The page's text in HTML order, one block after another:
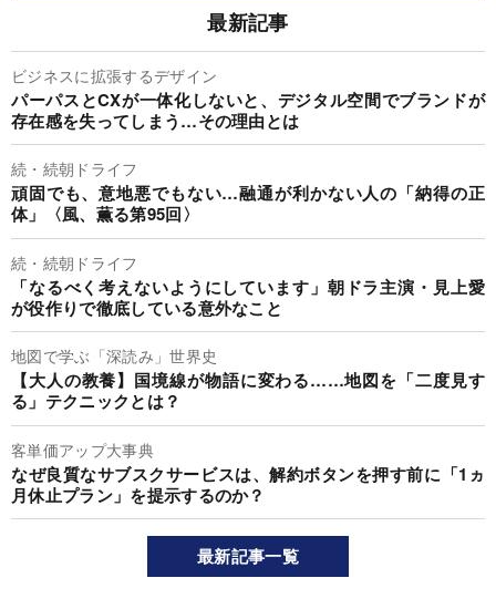
最新記事
ビジネスに拡張するデザイン
パーパスとCXが一体化しないと、デジタル空間でブランドが
存在感を失ってしまう…その理由とは
続・続朝ドライフ
頑固でも、意地悪でもない…融通が利かない人の「納得の正
体」〈風、薫る第95回〉
続・続朝ドライフ
「なるべく考えないようにしています」朝ドラ主演・見上愛
が役作りで徹底している意外なこと
地図で学ぶ「深読み」世界史
【大人の教養】国境線が物語に変わる……地図を「二度見す
る」テクニックとは？
客単価アップ大事典
なぜ良質なサブスクサービスは、解約ボタンを押す前に「1ヵ
月休止プラン」を提示するのか？
最新記事一覧